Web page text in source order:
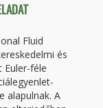
Fluid
és
Euler-féle
alapulnak. A